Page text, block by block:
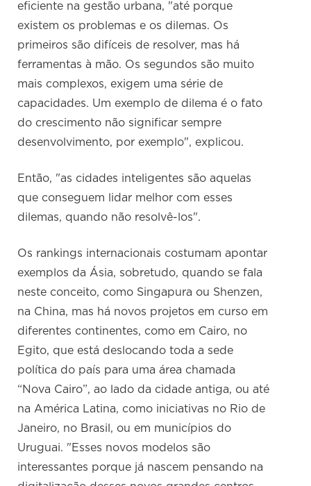
eficiente na gestão urbana, "até porque
existem os problemas e os dilemas. Os
primeiros são difíceis de resolver, mas há
ferramentas à mão. Os segundos são muito
mais complexos, exigem uma série de
capacidades. Um exemplo de dilema é o fato
do crescimento não significar sempre
desenvolvimento, por exemplo", explicou.
Então, "as cidades inteligentes são aquelas
que conseguem lidar melhor com esses
dilemas, quando não resolvê-los".
Os rankings internacionais costumam apontar
exemplos da Ásia, sobretudo, quando se fala
neste conceito, como Singapura ou Shenzen,
na China, mas há novos projetos em curso em
diferentes continentes, como em Cairo, no
Egito, que está deslocando toda a sede
política do país para uma área chamada
“Nova Cairo”, ao lado da cidade antiga, ou até
na América Latina, como iniciativas no Rio de
Janeiro, no Brasil, ou em municípios do
Uruguai. "Esses novos modelos são
interessantes porque já nascem pensando na